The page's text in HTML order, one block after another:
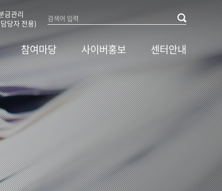
금관리
당자 전용)
참여마당 사이버홍보 센터안내